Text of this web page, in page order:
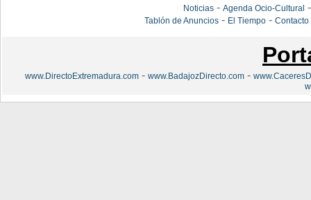
Noticias- Agenda Ocio-Cultural
Tablón de Anuncios- El Tiempo- Contacto
www.DirectoExtremadura.com - www.BadajozDirecto.com -